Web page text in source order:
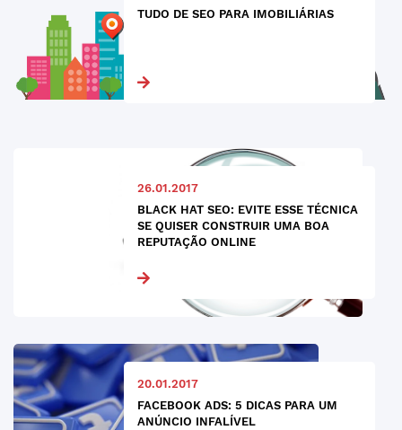
TUDO DE SEO PARA IMOBILIÁRIAS
26.01.2017
BLACK HAT SEO: EVITE ESSE TÉCNICA
SE QUISER CONSTRUIR UMA BOA
REPUTAÇÃO ONLINE
20.01.2017
FACEBOOK ADS: 5 DICAS PARA UM
ANÚNCIO INFALÍVEL